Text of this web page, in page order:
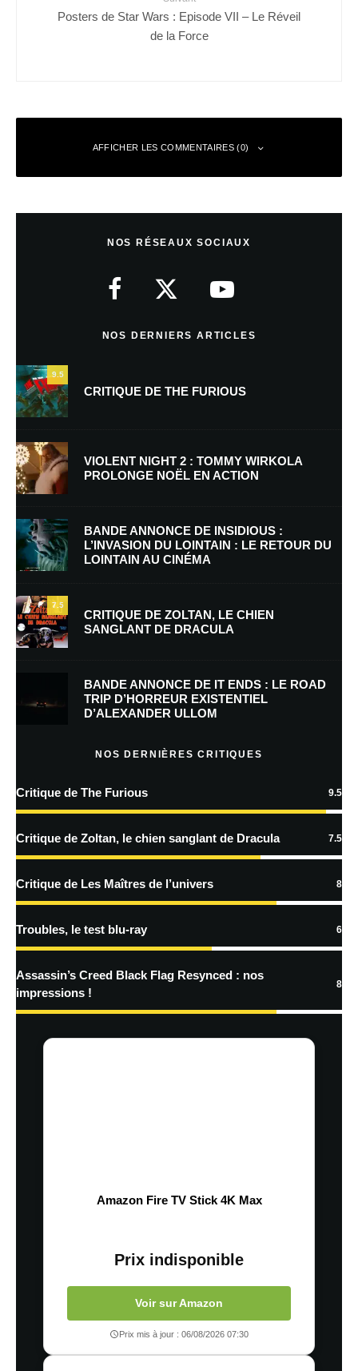
Posters de Star Wars : Episode VII – Le Réveil
de la Force
AFFICHER LES COMMENTAIRES (0)
Nom*
E-mail* Site web
Enregistrer mon nom, mon e-mail et mon site dans le navigateur pour
mon prochain commentaire.
Prévenez-moi de tous les nouveaux commentaires par e-mail.
En savoir
traitées
NOS RÉSEAUX SOCIAUX
NOS DERNIERS ARTICLES
9.5
CRITIQUE DE THE FURIOUS
VIOLENT NIGHT 2 : TOMMY WIRKOLA
PROLONGE NOËL EN ACTION
BANDE ANNONCE DE INSIDIOUS :
L’INVASION DU LOINTAIN : LE RETOUR DU
LOINTAIN AU CINÉMA
7.5
CRITIQUE DE ZOLTAN, LE CHIEN
SANGLANT DE DRACULA
BANDE ANNONCE DE IT ENDS : LE ROAD
TRIP D’HORREUR EXISTENTIEL
D’ALEXANDER ULLOM
NOS DERNIÈRES CRITIQUES
Critique de The Furious 9.5
Critique de Zoltan, le chien sanglant de Dracula 7.5
Critique de Les Maîtres de l’univers 8
Troubles, le test blu-ray 6
Assassin’s Creed Black Flag Resynced : nos
impressions !
8
Amazon Fire TV Stick 4K Max
Prix indisponible
Voir sur Amazon
Prix mis à jour : 06/08/2026 07:30